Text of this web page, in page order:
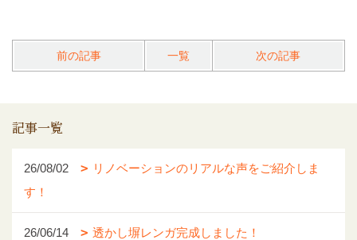
前の記事 一覧 次の記事
記事一覧
26/08/02
リノベーションのリアルな声をご紹介しま
す！
26/06/14 透かし塀レンガ完成しました！